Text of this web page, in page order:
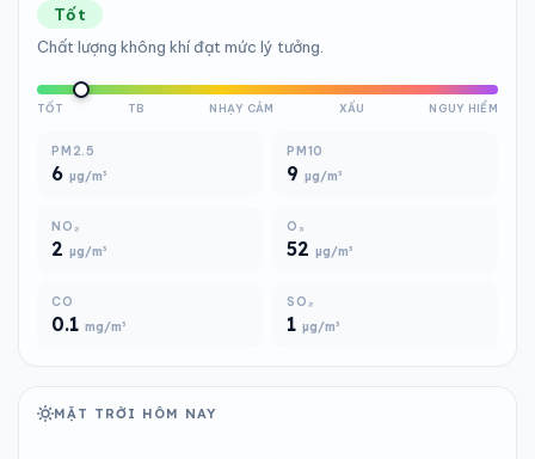
Tốt
Chất lượng không khí đạt mức lý tưởng.
TỐT TB NHẠY CẢM XẤU NGUY HIỂM
PM2.5
6 µg/m³
PM10
9 µg/m³
NO₂
2 µg/m³
O₃
52 µg/m³
CO
0.1 mg/m³
SO₂
1 µg/m³
MẶT TRỜI HÔM NAY